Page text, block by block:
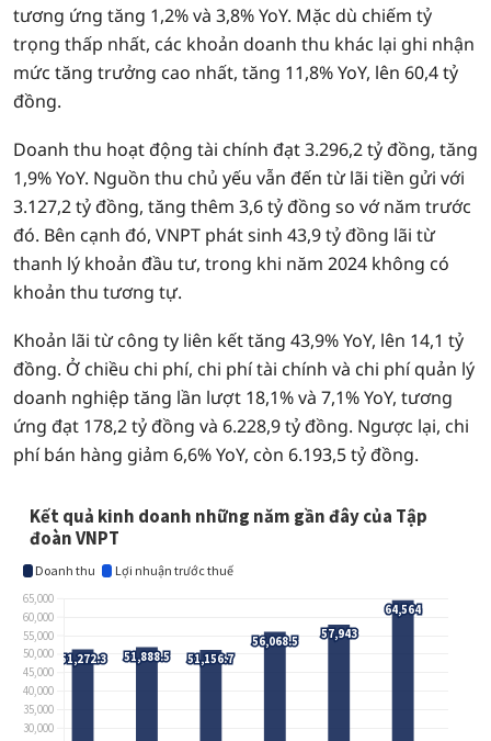
tương ứng tăng 1,2% và 3,8% YoY. Mặc dù chiếm tỷ
trọng thấp nhất, các khoản doanh thu khác lại ghi nhận
mức tăng trưởng cao nhất, tăng 11,8% YoY, lên 60,4 tỷ
đồng.
Doanh thu hoạt động tài chính đạt 3.296,2 tỷ đồng, tăng
1,9% YoY. Nguồn thu chủ yếu vẫn đến từ lãi tiền gửi với
3.127,2 tỷ đồng, tăng thêm 3,6 tỷ đồng so vớ năm trước
đó. Bên cạnh đó, VNPT phát sinh 43,9 tỷ đồng lãi từ
thanh lý khoản đầu tư, trong khi năm 2024 không có
khoản thu tương tự.
Khoản lãi từ công ty liên kết tăng 43,9% YoY, lên 14,1 tỷ
đồng. Ở chiều chi phí, chi phí tài chính và chi phí quản lý
doanh nghiệp tăng lần lượt 18,1% và 7,1% YoY, tương
ứng đạt 178,2 tỷ đồng và 6.228,9 tỷ đồng. Ngược lại, chi
phí bán hàng giảm 6,6% YoY, còn 6.193,5 tỷ đồng.